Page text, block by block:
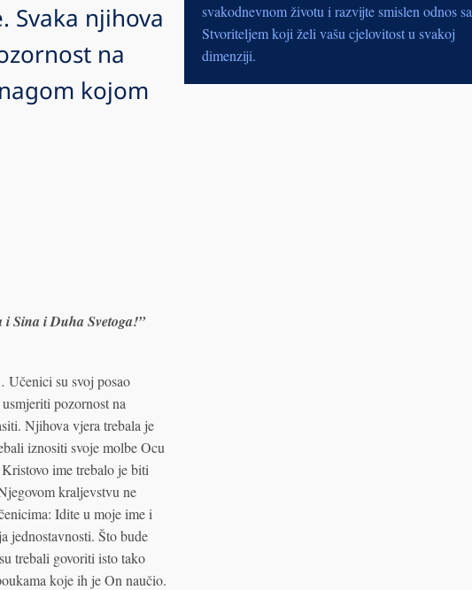
Svaka njihova
na
kojom
i Sina i Duha Svetoga!”
Učenici su svoj posao
pozornost na
Njihova vjera trebala je
iznositi svoje molbe Ocu
ime trebalo je biti
kraljevstvu ne
Idite u moje ime i
jednostavnosti. Što bude
trebali govoriti isto tako
koje ih je On naučio.
svakodnevnom životu i razvijte smislen odnos sa
Stvoriteljem koji želi vašu cjelovitost u svakoj
dimenziji.